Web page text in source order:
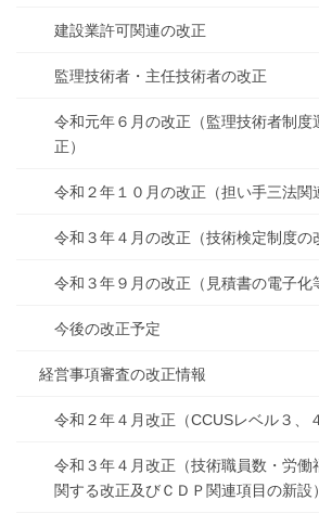
建設業許可関連の改正
監理技術者・主任技術者の改正
令和元年６月の改正（監理技術者制度
正）
令和２年１０月の改正（担い手三法関
令和３年４月の改正（技術検定制度の
令和３年９月の改正（見積書の電子化
今後の改正予定
経営事項審査の改正情報
令和２年４月改正（CCUSレベル３、
令和３年４月改正（技術職員数・労働
関する改正及びＣＤＰ関連項目の新設）